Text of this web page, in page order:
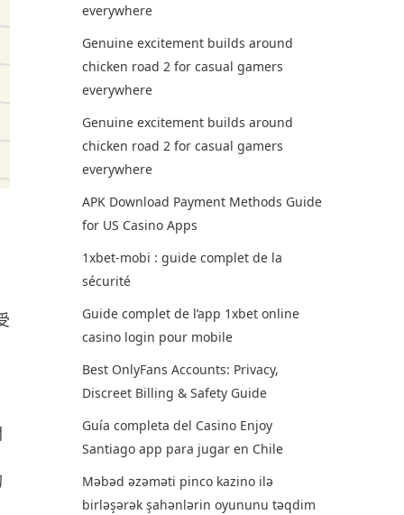
everywhere
Genuine excitement builds around
chicken road 2 for casual gamers
everywhere
Genuine excitement builds around
chicken road 2 for casual gamers
everywhere
APK Download Payment Methods Guide
for US Casino Apps
1xbet-mobi : guide complet de la
sécurité
Guide complet de l’app 1xbet online
casino login pour mobile
Best OnlyFans Accounts: Privacy,
Discreet Billing & Safety Guide
Guía completa del Casino Enjoy
Santiago app para jugar en Chile
Məbəd əzəməti pinco kazino ilə
birləşərək şahənlərin oyununu təqdim